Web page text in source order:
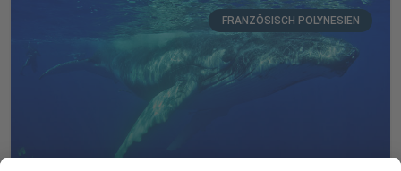
FRANZÖSISCH POLYNESIEN